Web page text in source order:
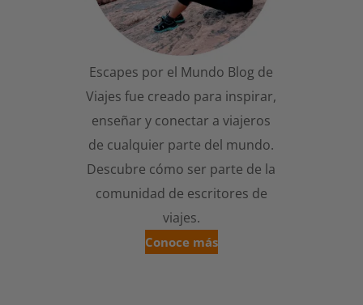
Escapes por el Mundo Blog de
Viajes fue creado para inspirar,
enseñar y conectar a viajeros
de cualquier parte del mundo.
Descubre cómo ser parte de la
comunidad de escritores de
viajes.
Conoce más